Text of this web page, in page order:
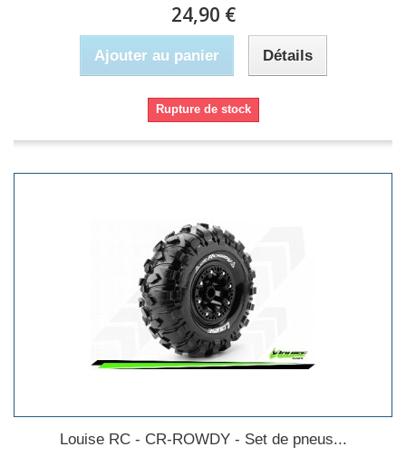
24,90 €
Ajouter au panier Détails
Rupture de stock
Louise RC - CR-ROWDY - Set de pneus...